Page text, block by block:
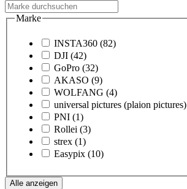
Marke
INSTA360 (82)
DJI (42)
GoPro (32)
AKASO (9)
WOLFANG (4)
universal pictures (plaion pictures)
PNI (1)
Rollei (3)
strex (1)
Easypix (10)
Alle anzeigen